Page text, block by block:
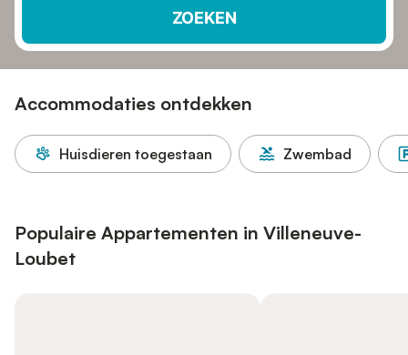
ZOEKEN
Accommodaties ontdekken
Huisdieren toegestaan Zwembad
Populaire Appartementen in Villeneuve-
Loubet